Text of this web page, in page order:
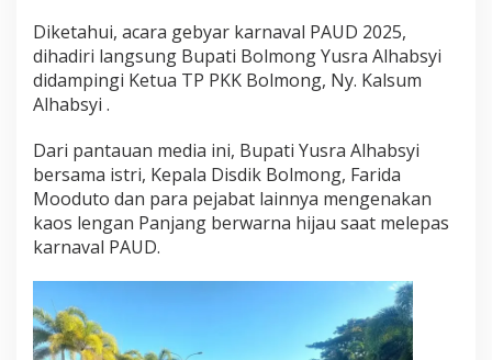
G
e
l
e
b
y
a
Diketahui, acara gebyar karnaval PAUD 2025,
dihadiri langsung Bupati Bolmong Yusra Alhabsyi
didampingi Ketua TP PKK Bolmong, Ny. Kalsum
Alhabsyi .
Dari pantauan media ini, Bupati Yusra Alhabsyi
bersama istri, Kepala Disdik Bolmong, Farida
Mooduto dan para pejabat lainnya mengenakan
kaos lengan Panjang berwarna hijau saat melepas
karnaval PAUD.